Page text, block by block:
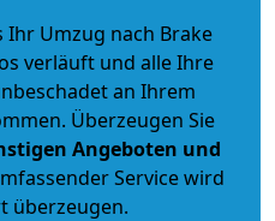
Ihr Umzug nach Brake
verläuft und alle Ihre
an Ihrem
Überzeugen Sie
Angeboten und
Service wird
überzeugen.